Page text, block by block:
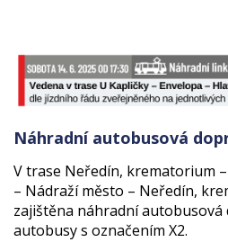
Náhradní autobusová
V trase Neředín, krematorium
– Nádraží město – Neředín,
zajištěna náhradní autobusová
autobusy s označením X2.